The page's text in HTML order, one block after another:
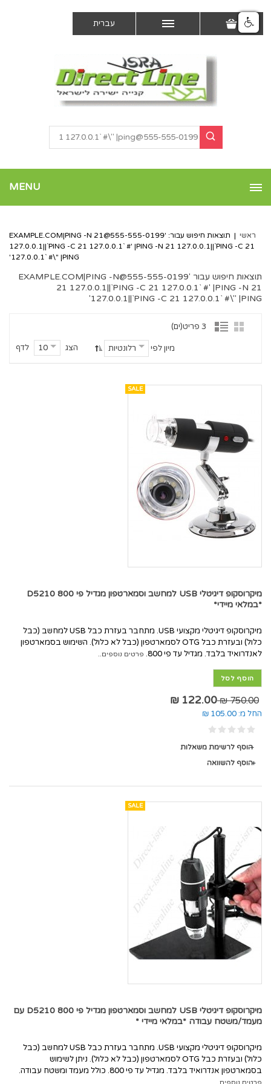
עברית
MENU
ראשי | תוצאות חיפוש עבור: '555-555-0199@EXAMPLE.COM
|PING -N 21
127.0.0.1||`PING -C 21 127.0.0.1` #' |PING -N 21 127.0.0.1||`PING -C 21
127.0.0.1` #\" |PING'
תוצאות חיפוש עבור '555-555-0199@EXAMPLE.COM
|PING -N
21 127.0.0.1||`PING -C 21 127.0.0.1` #' |PING -N 21
127.0.0.1||`PING -C 21 127.0.0.1` #\" |PING'
3 פריט(ים)
הצג 10 לדף מיון לפי רלונטיות
SALE
מיקרוסקופ דיגיטלי USB למחשב וסמארטפון מגדיל פי 800 D5210
*במלאי מיידי*
מיקרוסקופ דיגיטלי מקצועי USB. מתחבר בעזרת כבל USB למחשב (כבל
כלול) ובעזרת כבל OTG לסמארטפון (כבל לא כלול). השימוש בסמארטפון
לאנדרואיד בלבד. מגדיל עד פי 800.
פרטים נוספים..
הוסף לסל
750.00 ₪
122.00 ₪
החל מ: 105.00 ₪
הוסף לרשימת משאלות
הוסף להשוואה
SALE
מיקרוסקופ דיגיטלי USB למחשב וסמארטפון מגדיל פי 800 D5210 עם
מעמד/משטח עבודה *במלאי מיידי *
מיקרוסקופ דיגיטלי מקצועי USB. מתחבר בעזרת כבל USB למחשב (כבל
כלול) ובעזרת כבל OTG לסמארטפון (כבל לא כלול). ניתן לשימוש
בסמארטפון אנדרואיד בלבד. מגדיל עד פי 800. כולל מעמד ומשטח עבודה.